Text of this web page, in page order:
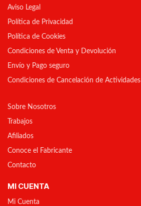
Aviso Legal
Política de Privacidad
Política de Cookies
Condiciones de Venta y Devolución
Envío y Pago seguro
Condiciones de Cancelación de Actividades
Sobre Nosotros
Trabajos
Afiliados
Conoce el Fabricante
Contacto
MI CUENTA
Mi Cuenta